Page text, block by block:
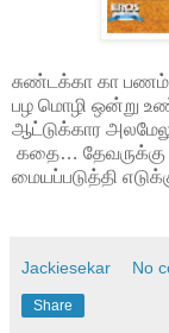
சுண்டக்கா கா பணம்
பழ மொழி ஒன்று
ஆட்டுக்கார
கதை… தேவருக்கு
மையப்படுத்தி
Jackiesekar No
Share